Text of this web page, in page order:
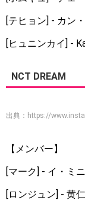
[テヒョン] - カン
[ヒュニンカイ] -
NCT DREAM
出典： https://
【メンバー】
[マーク] - イ・ミ
[ロンジュン] - 黄